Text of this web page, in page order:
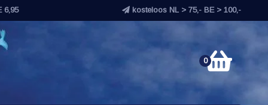
6,95 kosteloos NL > 75,- BE > 100,-
0